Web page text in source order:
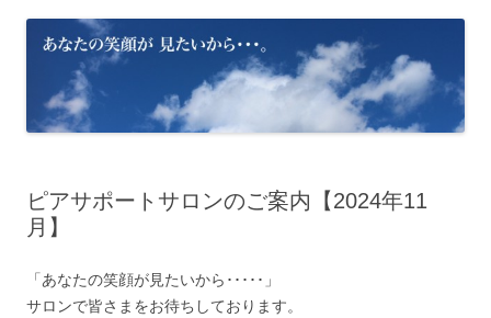
ピアサポートサロンのご案内【2024年11
月】
「あなたの笑顔が見たいから･････」
サロンで皆さまをお待ちしております。